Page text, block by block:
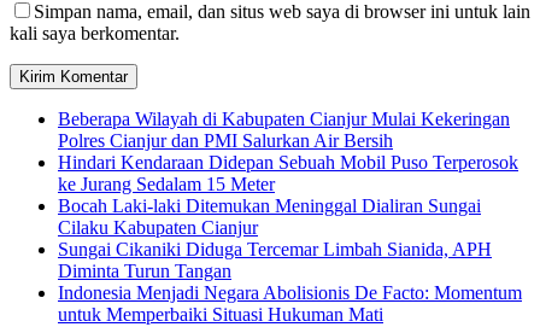
Simpan nama, email, dan situs web saya di browser ini untuk lain
kali saya berkomentar.
Beberapa Wilayah di Kabupaten Cianjur Mulai Kekeringan
Polres Cianjur dan PMI Salurkan Air Bersih
Hindari Kendaraan Didepan Sebuah Mobil Puso Terperosok
ke Jurang Sedalam 15 Meter
Bocah Laki-laki Ditemukan Meninggal Dialiran Sungai
Cilaku Kabupaten Cianjur
Sungai Cikaniki Diduga Tercemar Limbah Sianida, APH
Diminta Turun Tangan
‎Indonesia Menjadi Negara Abolisionis De Facto: Momentum
untuk Memperbaiki Situasi Hukuman Mati